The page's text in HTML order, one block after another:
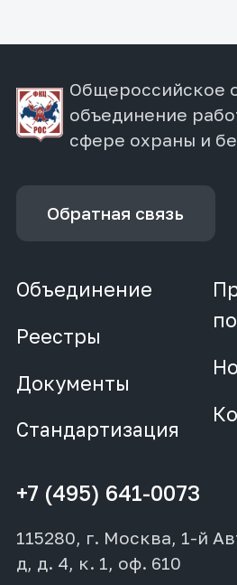
Общероссийское
объединение
сфере охраны и
Обратная связь
Объединение
Реестры
Документы
Стандартизация
+7 (495) 641-0073
115280, г. Москва, 1-й
д, д. 4, к. 1, оф. 610